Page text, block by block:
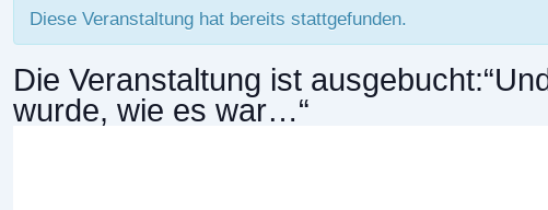
Diese Veranstaltung hat bereits stattgefunden.
Die Veranstaltung ist
wurde, wie es war…“